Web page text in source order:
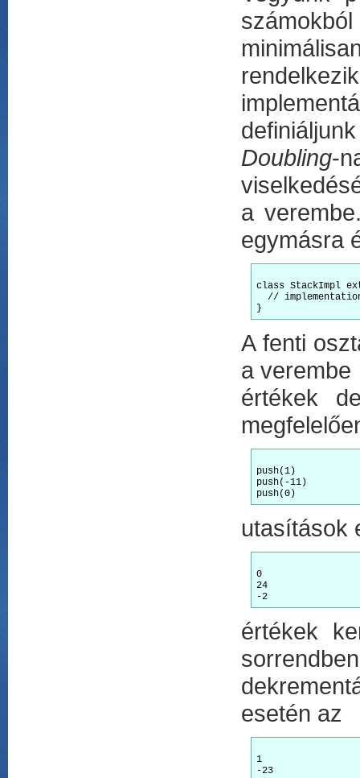
Doubling-
a
egymásra
class StackImpl
//
A fenti
a verembe
értékek
push(1)
push(-11)
utasítások
0
24
értékek
esetén az
1
-23